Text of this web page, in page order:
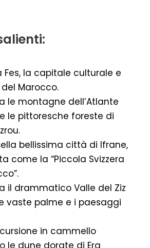
Fes, la capitale culturale e
Marocco.
le montagne dell’Atlante
le pittoresche foreste di
bellissima città di Ifrane,
come la “Piccola Svizzera
il drammatico Valle del Ziz
vaste palme e i paesaggi
in cammello